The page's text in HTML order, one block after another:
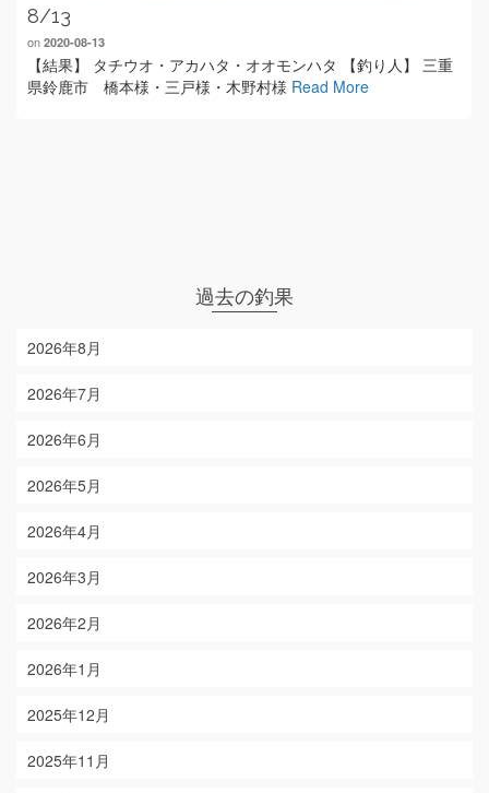
8/13
on 2020-08-13
【結果】 タチウオ・アカハタ・オオモンハタ 【釣り人】 三重
県鈴鹿市 橋本様・三戸様・木野村様 Read More
過去の釣果
2026年8月
2026年7月
2026年6月
2026年5月
2026年4月
2026年3月
2026年2月
2026年1月
2025年12月
2025年11月